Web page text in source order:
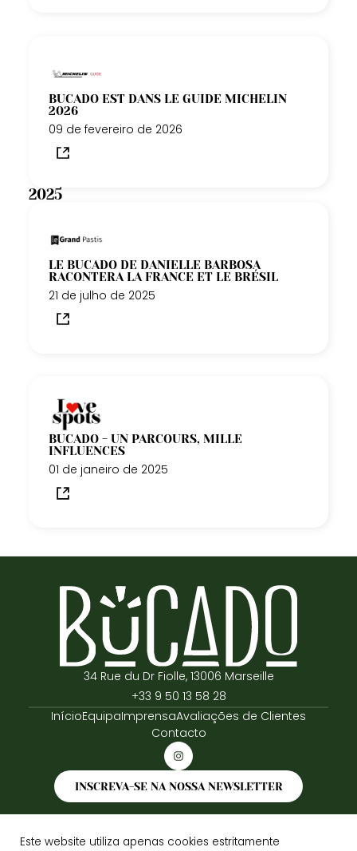
BUCADO EST DANS LE GUIDE MICHELIN
2026
09 de fevereiro de 2026
2025
LE BUCADO DE DANIELLE BARBOSA
RACONTERA LA FRANCE ET LE BRÉSIL
21 de julho de 2025
BUCADO - UN PARCOURS, MILLE
INFLUENCES
01 de janeiro de 2025
34 Rue du Dr Fiolle, 13006 Marseille
+33 9 50 13 58 28
InícioEquipaImprensaAvaliações de Clientes
Contacto
INSCREVA-SE NA NOSSA NEWSLETTER
© Bucado 2026
Este website utiliza apenas cookies estritamente